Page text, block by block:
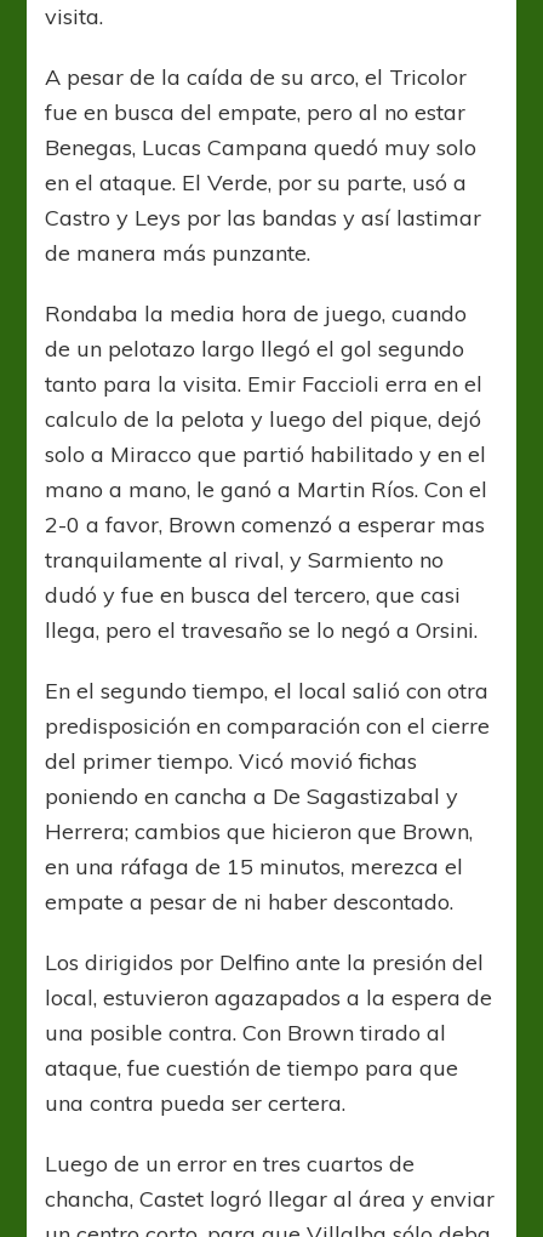
visita.
A pesar de la caída de su arco, el Tricolor
fue en busca del empate, pero al no estar
Benegas, Lucas Campana quedó muy solo
en el ataque. El Verde, por su parte, usó a
Castro y Leys por las bandas y así lastimar
de manera más punzante.
Rondaba la media hora de juego, cuando
de un pelotazo largo llegó el gol segundo
tanto para la visita. Emir Faccioli erra en el
calculo de la pelota y luego del pique, dejó
solo a Miracco que partió habilitado y en el
mano a mano, le ganó a Martin Ríos. Con el
2-0 a favor, Brown comenzó a esperar mas
tranquilamente al rival, y Sarmiento no
dudó y fue en busca del tercero, que casi
llega, pero el travesaño se lo negó a Orsini.
En el segundo tiempo, el local salió con otra
predisposición en comparación con el cierre
del primer tiempo. Vicó movió fichas
poniendo en cancha a De Sagastizabal y
Herrera; cambios que hicieron que Brown,
en una ráfaga de 15 minutos, merezca el
empate a pesar de ni haber descontado.
Los dirigidos por Delfino ante la presión del
local, estuvieron agazapados a la espera de
una posible contra. Con Brown tirado al
ataque, fue cuestión de tiempo para que
una contra pueda ser certera.
Luego de un error en tres cuartos de
chancha, Castet logró llegar al área y enviar